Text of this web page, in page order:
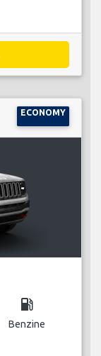
ECONOMY
local_gas_station
Benzine